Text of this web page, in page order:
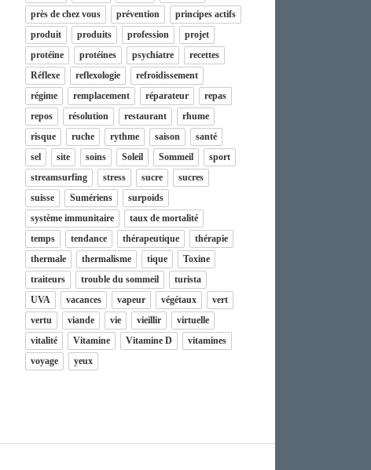
près de chez vous
prévention
principes actifs
produit
produits profession
projet
protéine
protéines psychiatre
recettes
Réflexe
reflexologie
refroidissement
régime
remplacement réparateur
repas
repos
résolution restaurant
rhume
risque
ruche rythme saison
santé
sel
site soins Soleil Sommeil
sport
streamsurfing
stress sucre
sucres
suisse
Sumériens
surpoids
système immunitaire
taux de mortalité
temps
tendance thérapeutique
thérapie
thermale
thermalisme tique
Toxine
traiteurs
trouble du sommeil
turista
UVA
vacances vapeur végétaux
vert
vertu
viande vie vieillir
virtuelle
vitalité
Vitamine Vitamine D
vitamines
voyage
yeux